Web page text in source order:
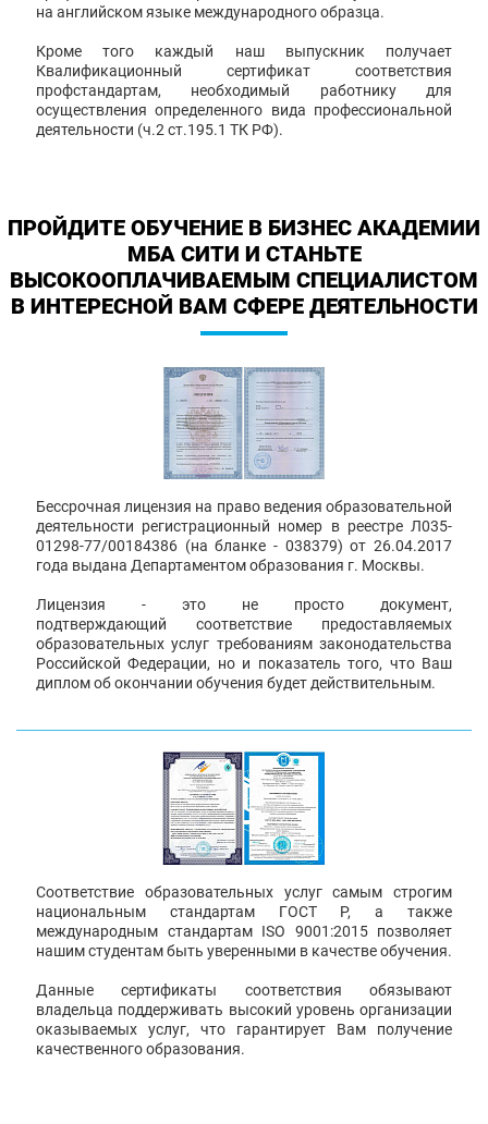
на английском языке международного образца.
Кроме того каждый наш выпускник получает
Квалификационный сертификат соответствия
профстандартам, необходимый работнику для
осуществления определенного вида профессиональной
деятельности (ч.2 ст.195.1 ТК РФ).
ПРОЙДИТЕ ОБУЧЕНИЕ В БИЗНЕС АКАДЕМИИ
МБА СИТИ И СТАНЬТЕ
ВЫСОКООПЛАЧИВАЕМЫМ СПЕЦИАЛИСТОМ
В ИНТЕРЕСНОЙ ВАМ СФЕРЕ ДЕЯТЕЛЬНОСТИ
Бессрочная лицензия на право ведения образовательной
деятельности регистрационный номер в реестре Л035-
01298-77/00184386 (на бланке - 038379) от 26.04.2017
года выдана Департаментом образования г. Москвы.
Лицензия - это не просто документ,
подтверждающий соответствие предоставляемых
образовательных услуг требованиям законодательства
Российской Федерации, но и показатель того, что Ваш
диплом об окончании обучения будет действительным.
Соответствие образовательных услуг самым строгим
национальным стандартам ГОСТ Р, а также
международным стандартам ISO 9001:2015 позволяет
нашим студентам быть уверенными в качестве обучения.
Данные сертификаты соответствия обязывают
владельца поддерживать высокий уровень организации
оказываемых услуг, что гарантирует Вам получение
качественного образования.